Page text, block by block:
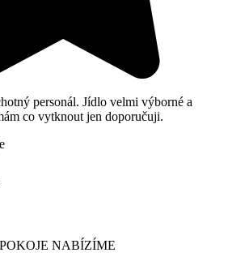
personál. Jídlo velmi výborné a
co vytknout jen doporučuji.
NABÍZÍME